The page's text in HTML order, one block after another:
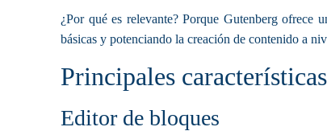
¿Por qué es relevante? Porque Gutenberg ofrece
básicas y potenciando la creación de contenido a
Principales
Editor de bloques